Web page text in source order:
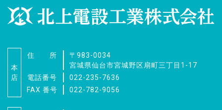
本
店
住 所
〒983-0034
宮城県仙台市宮城野区扇町三丁目1-17
電話番号
022-235-7636
FAX 番号
022-782-9056